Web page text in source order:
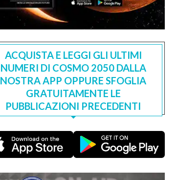
ACQUISTA E LEGGI GLI ULTIMI
NUMERI DI COSMO 2050 DALLA
NOSTRA APP OPPURE SFOGLIA
GRATUITAMENTE LE
PUBBLICAZIONI PRECEDENTI